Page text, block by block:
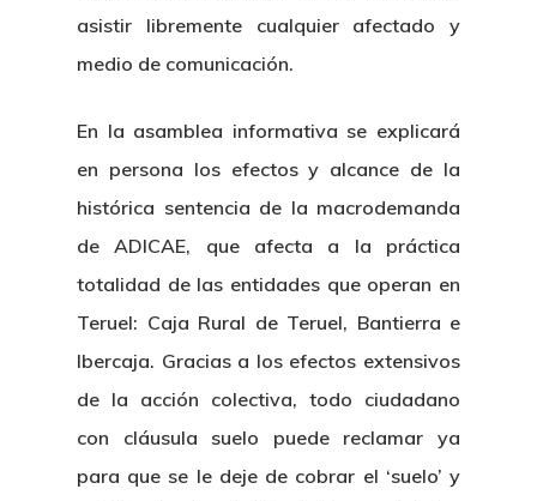
asistir libremente cualquier afectado y
medio de comunicación.
En la asamblea informativa se explicará
en persona los efectos y alcance de la
histórica sentencia de la macrodemanda
de ADICAE, que afecta a la práctica
totalidad de las entidades que operan en
Teruel: Caja Rural de Teruel, Bantierra e
Ibercaja. Gracias a los efectos extensivos
de la acción colectiva, todo ciudadano
con cláusula suelo puede reclamar ya
para que se le deje de cobrar el ‘suelo’ y